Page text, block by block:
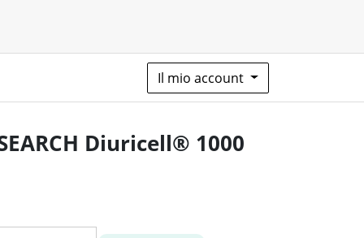
Il mio account
Diuricell® 1000